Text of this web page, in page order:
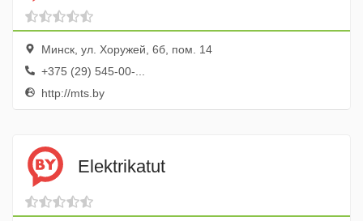
Минск, ул. Хоружей, 6б, пом. 14
+375 (29) 545-00-...
http://mts.by
Elektrikatut